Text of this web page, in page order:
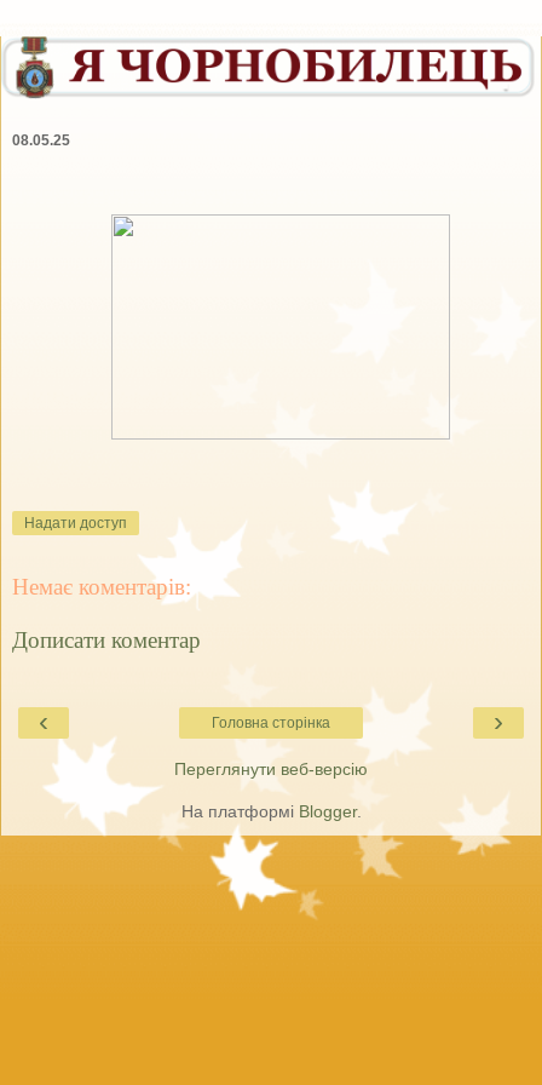
08.05.25
Надати доступ
Немає коментарів:
Дописати коментар
‹ ›
Головна сторінка
Переглянути веб-версію
На платформі Blogger.